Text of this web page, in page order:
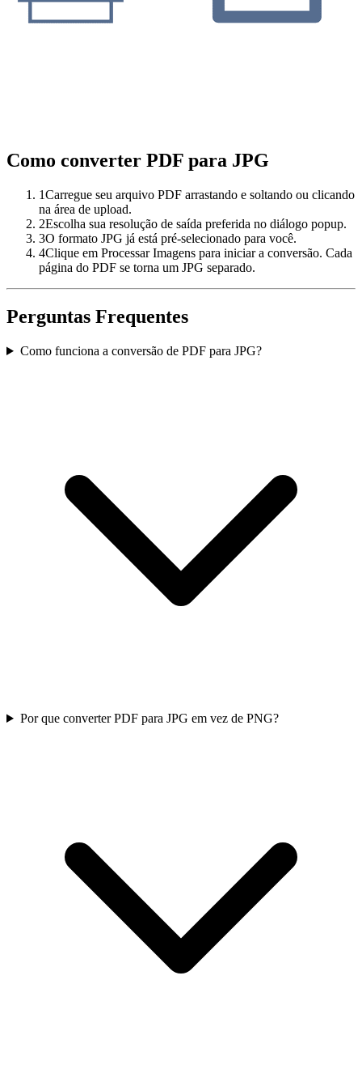
Como converter PDF para JPG
1Carregue seu arquivo PDF arrastando e soltando ou clicando
na área de upload.
2Escolha sua resolução de saída preferida no diálogo popup.
3O formato JPG já está pré-selecionado para você.
4Clique em Processar Imagens para iniciar a conversão. Cada
página do PDF se torna um JPG separado.
Perguntas Frequentes
Como funciona a conversão de PDF para JPG?
Por que converter PDF para JPG em vez de PNG?